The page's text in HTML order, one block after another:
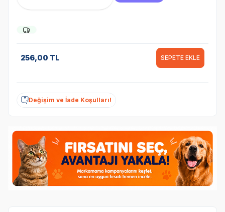
256,00 TL SEPETE EKLE
Değişim ve İade Koşulları!